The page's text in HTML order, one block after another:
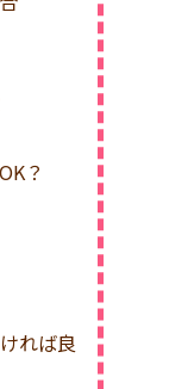
？
れば良